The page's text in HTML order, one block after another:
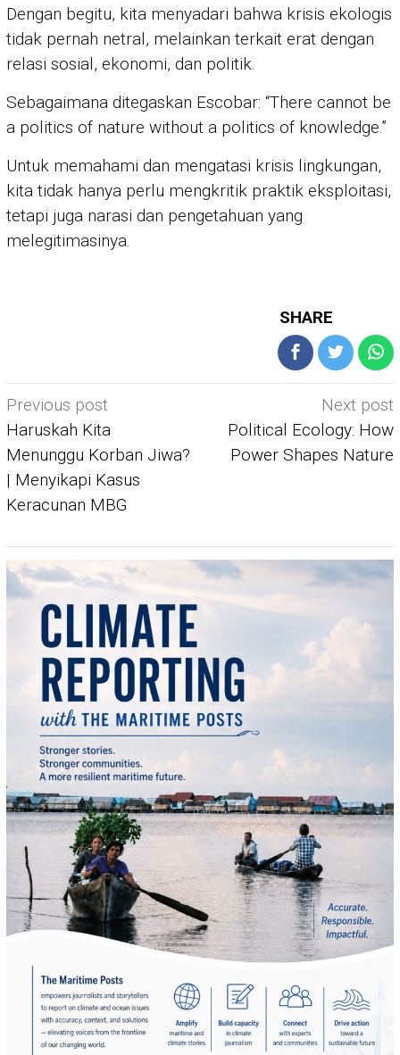
Dengan begitu, kita menyadari bahwa krisis ekologis
tidak pernah netral, melainkan terkait erat dengan
relasi sosial, ekonomi, dan politik.
Sebagaimana ditegaskan Escobar: “There cannot be
a politics of nature without a politics of knowledge.”
Untuk memahami dan mengatasi krisis lingkungan,
kita tidak hanya perlu mengkritik praktik eksploitasi,
tetapi juga narasi dan pengetahuan yang
melegitimasinya.
SHARE
Post
navigation
Previous post
Haruskah Kita
Menunggu Korban Jiwa?
| Menyikapi Kasus
Keracunan MBG
Next post
Political Ecology: How
Power Shapes Nature